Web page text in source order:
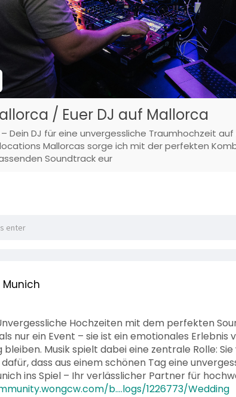
/ Euer DJ auf Mallorca
Dein DJ für eine unvergessliche Traumhochzeit
Mallorcas sorge ich mit der perfekten
Soundtrack eur
Hochzeiten mit dem perfekten
nur ein Event – sie ist ein emotionales
Musik spielt dabei eine zentrale Rolle:
dass aus einem schönen Tag eine
ins Spiel – Ihr verlässlicher Partner für
b....logs/1226773/Wedding